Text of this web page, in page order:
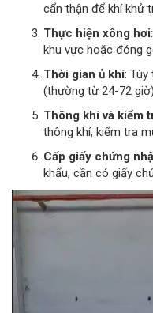
cẩn thận để khí khử
Thực hiện xông hơi
khu vực hoặc đóng
Thời gian ủ khí:
(thường từ 24-72
Thông khí và kiểm
thông khí, kiểm tra
Cấp giấy chứng
khẩu, cần có giấy